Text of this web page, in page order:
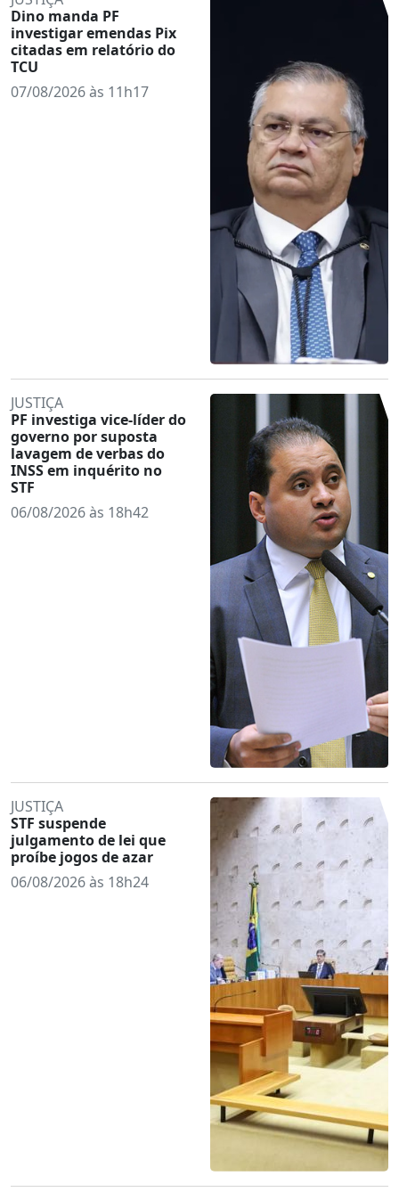
Dino manda PF
investigar emendas Pix
citadas em relatório do
TCU
07/08/2026 às 11h17
JUSTIÇA
PF investiga vice-líder do
governo por suposta
lavagem de verbas do
INSS em inquérito no
STF
06/08/2026 às 18h42
JUSTIÇA
STF suspende
julgamento de lei que
proíbe jogos de azar
06/08/2026 às 18h24